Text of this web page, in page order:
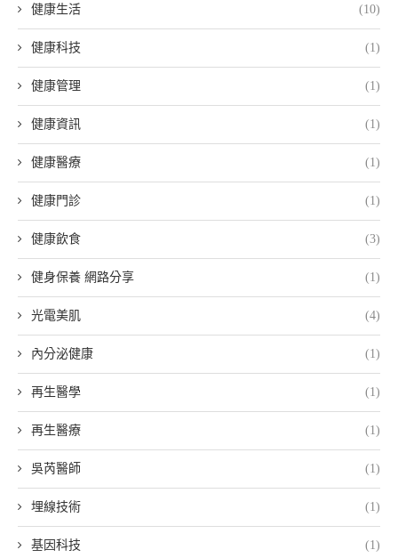
健康生活 (10)
健康科技 (1)
健康管理 (1)
健康資訊 (1)
健康醫療 (1)
健康門診 (1)
健康飲食 (3)
健身保養 網路分享 (1)
光電美肌 (4)
內分泌健康 (1)
再生醫學 (1)
再生醫療 (1)
吳芮醫師 (1)
埋線技術 (1)
基因科技 (1)